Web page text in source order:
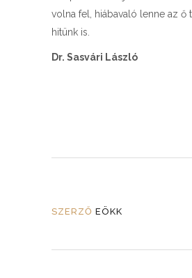
volna fel, hiábavaló lenne az ő
hitünk is.
Dr. Sasvári László
SZERZŐ EÖKK